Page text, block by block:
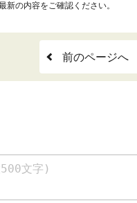
の内容をご確認ください。
前のページへ